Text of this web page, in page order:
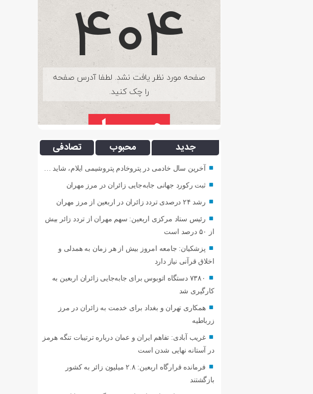
جدید محبوب تصادفی
آخرین سال خادمی در پتروخادم پتروشیمی ایلام، شاید …
ثبت رکورد جهانی جابه‌جایی زائران در مرز مهران
رشد ۲۴ درصدی تردد زائران در اربعین از مرز مهران
رئیس ستاد مرکزی اربعین: سهم مهران از تردد زائر بیش
از ۵۰ درصد است
پزشکیان: جامعه امروز بیش از هر زمان به همدلی و
اخلاق قرآنی نیاز دارد
۷۳۸۰ دستگاه اتوبوس برای جابه‌جایی زائران اربعین به‌
کارگیری شد
همکاری تهران و بغداد برای خدمت به زائران در مرز
زرباطیه
غریب آبادی: تفاهم ایران و عمان درباره ترتیبات تنگه هرمز
در آستانه نهایی شدن است
فرمانده قرارگاه اربعین: ۲.۸ میلیون زائر به کشور
بازگشتند